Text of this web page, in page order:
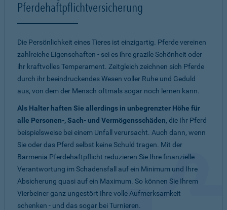
Pferdehaftpflichtversicherung
Die Persönlichkeit eines Tieres ist einzigartig. Pferde vereinen
zahlreiche Eigenschaften - sei es ihre grazile Schönheit oder
ihr kraftvolles Temperament. Zeitgleich zeichnen sich Pferde
durch ihr beeindruckendes Wesen voller Ruhe und Geduld
aus, von dem der Mensch oftmals sogar noch lernen kann.
Als Halter haften Sie allerdings in unbegrenzter Höhe für
alle Personen-, Sach- und Vermögensschäden, die Ihr Pferd
beispielsweise bei einem Unfall verursacht. Auch dann, wenn
Sie oder das Pferd selbst keine Schuld tragen. Mit der
Barmenia Pferdehaftpflicht reduzieren Sie Ihre finanzielle
Verantwortung im Schadensfall auf ein Minimum und Ihre
Absicherung quasi auf ein Maximum. So können Sie Ihrem
Vierbeiner ganz ungestört Ihre volle Aufmerksamkeit
schenken - und das sogar bei Turnieren.